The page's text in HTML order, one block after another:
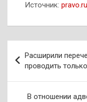
Источник: pravo.ru
по
записям
Расширили
проводить
В отношении